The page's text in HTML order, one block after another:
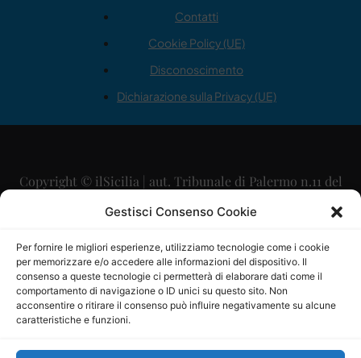
Gestisci Consenso Cookie
Per fornire le migliori esperienze, utilizziamo tecnologie come i cookie
per memorizzare e/o accedere alle informazioni del dispositivo. Il
consenso a queste tecnologie ci permetterà di elaborare dati come il
comportamento di navigazione o ID unici su questo sito. Non
acconsentire o ritirare il consenso può influire negativamente su alcune
caratteristiche e funzioni.
Contatti
Cookie Policy (UE)
Disconoscimento
Dichiarazione sulla Privacy (UE)
Copyright © ilSicilia | aut. Tribunale di Palermo n.11 del
29/09/2015
Direttore Editoriale: Maurizio Scaglione
Direttore Responsabile: Maria Calabrese